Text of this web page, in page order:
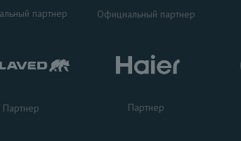
партнер Официальный партнер
Партнер Партнер